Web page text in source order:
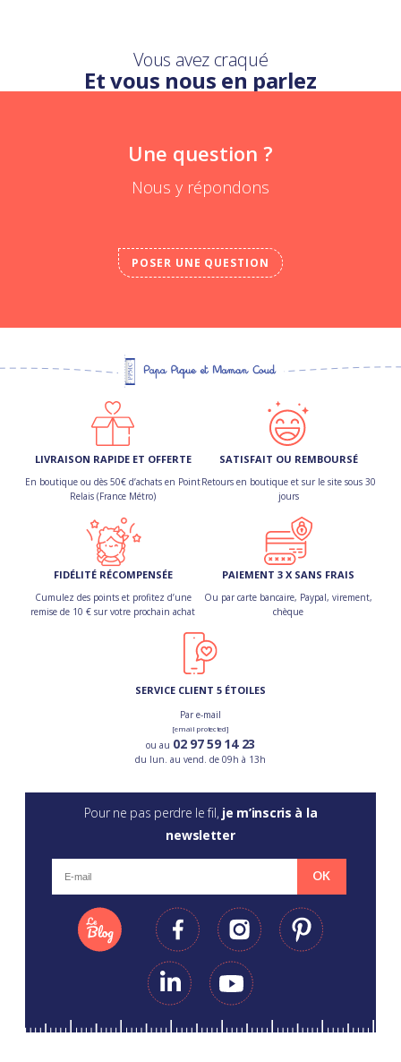
Vous avez craqué
Et vous nous en parlez
Une question ?
Nous y répondons
POSER UNE QUESTION
LIVRAISON RAPIDE ET OFFERTE
En boutique ou dès 50€ d’achats en Point
Relais (France Métro)
SATISFAIT OU REMBOURSÉ
Retours en boutique et sur le site sous 30
jours
FIDÉLITÉ RÉCOMPENSÉE
Cumulez des points et profitez d’une
remise de 10 € sur votre prochain achat
PAIEMENT 3 X SANS FRAIS
Ou par carte bancaire, Paypal, virement,
chèque
SERVICE CLIENT 5 ÉTOILES
Par e-mail
[email protected]
ou au 02 97 59 14 23
du lun. au vend. de 09h à 13h
Pour ne pas perdre le fil, je m’inscris à la
newsletter
OK